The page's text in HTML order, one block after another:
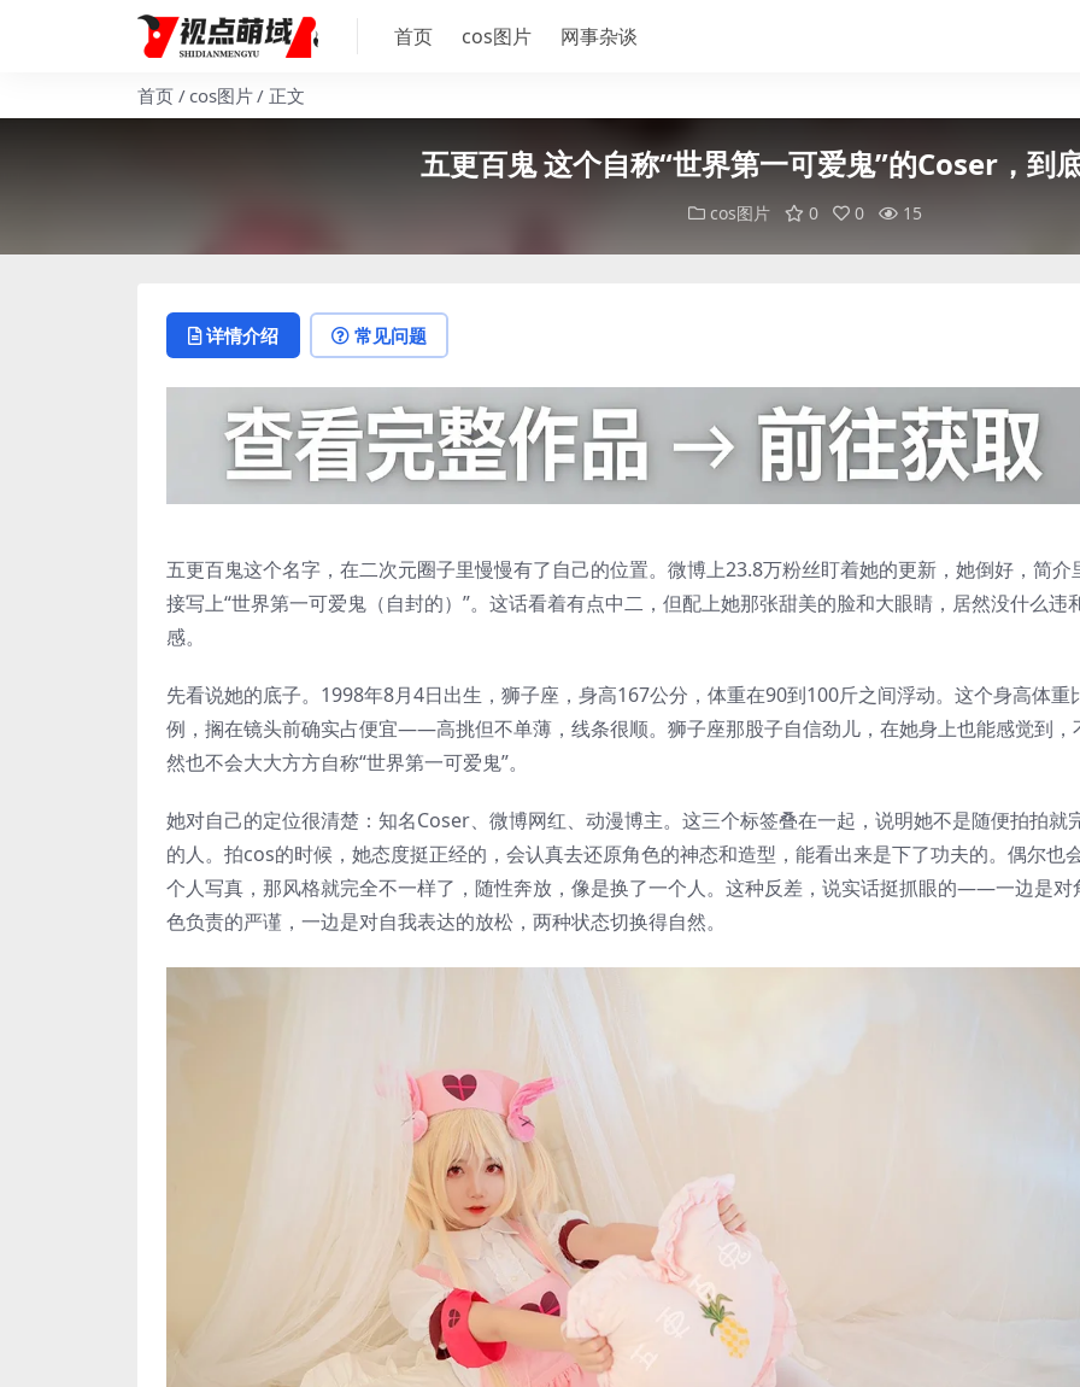
首页 cos图片 网事杂谈
首页 cos图片 正文
五更百鬼 这个自称“世界第一可爱鬼”的Coser，到
cos图片 0 0 15
详情介绍 常见问题
五更百鬼这个名字，在二次元圈子里慢慢有了自己的位置。微博上23.8万粉丝盯着她的更新，她倒好，简介
接写上“世界第一可爱鬼（自封的）”。这话看着有点中二，但配上她那张甜美的脸和大眼睛，居然没什么违
感。
先看说她的底子。1998年8月4日出生，狮子座，身高167公分，体重在90到100斤之间浮动。这个身高体重
例，搁在镜头前确实占便宜——高挑但不单薄，线条很顺。狮子座那股子自信劲儿，在她身上也能感觉到，
然也不会大大方方自称“世界第一可爱鬼”。
她对自己的定位很清楚：知名Coser、微博网红、动漫博主。这三个标签叠在一起，说明她不是随便拍拍就
的人。拍cos的时候，她态度挺正经的，会认真去还原角色的神态和造型，能看出来是下了功夫的。偶尔也
个人写真，那风格就完全不一样了，随性奔放，像是换了一个人。这种反差，说实话挺抓眼的——一边是对
色负责的严谨，一边是对自我表达的放松，两种状态切换得自然。